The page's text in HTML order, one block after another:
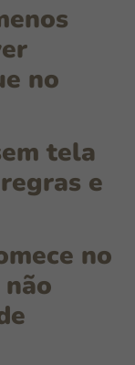
no
tela
e
no